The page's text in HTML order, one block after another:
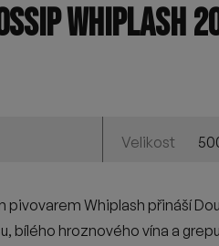
WHIPLASH
Velikost
pivovarem Whiplash přináší
bílého hroznového vína a